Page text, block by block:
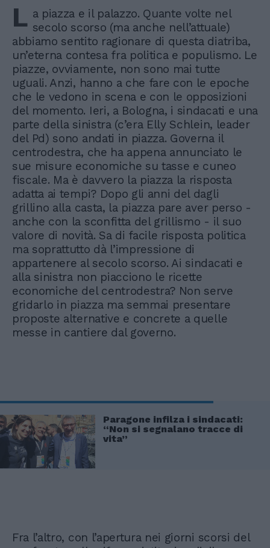
L a piazza e il palazzo. Quante volte nel
secolo scorso (ma anche nell’attuale)
abbiamo sentito ragionare di questa diatriba,
un’eterna contesa fra politica e populismo. Le
piazze, ovviamente, non sono mai tutte
uguali. Anzi, hanno a che fare con le epoche
che le vedono in scena e con le opposizioni
del momento. Ieri, a Bologna, i sindacati e una
parte della sinistra (c’era Elly Schlein, leader
del Pd) sono andati in piazza. Governa il
centrodestra, che ha appena annunciato le
sue misure economiche su tasse e cuneo
fiscale. Ma è davvero la piazza la risposta
adatta ai tempi? Dopo gli anni del dagli
grillino alla casta, la piazza pare aver perso -
anche con la sconfitta del grillismo - il suo
valore di novità. Sa di facile risposta politica
ma soprattutto dà l’impressione di
appartenere al secolo scorso. Ai sindacati e
alla sinistra non piacciono le ricette
economiche del centrodestra? Non serve
gridarlo in piazza ma semmai presentare
proposte alternative e concrete a quelle
messe in cantiere dal governo.
Paragone infilza i sindacati:
“Non si segnalano tracce di
vita”
Fra l’altro, con l’apertura nei giorni scorsi del